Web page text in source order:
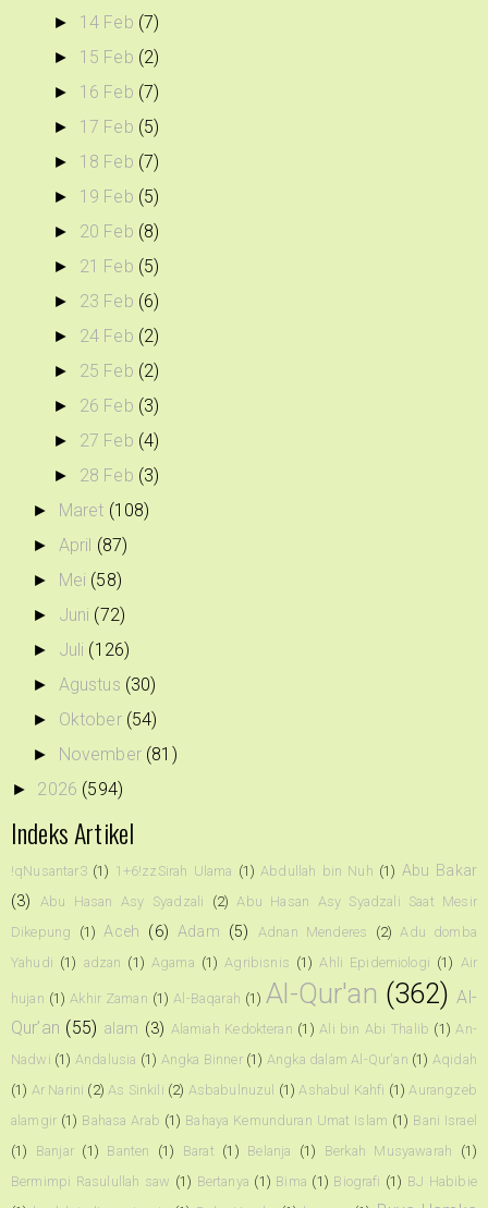
► 14 Feb (7)
► 15 Feb (2)
► 16 Feb (7)
► 17 Feb (5)
► 18 Feb (7)
► 19 Feb (5)
► 20 Feb (8)
► 21 Feb (5)
► 23 Feb (6)
► 24 Feb (2)
► 25 Feb (2)
► 26 Feb (3)
► 27 Feb (4)
► 28 Feb (3)
► Maret (108)
► April (87)
► Mei (58)
► Juni (72)
► Juli (126)
► Agustus (30)
► Oktober (54)
► November (81)
► 2026 (594)
Indeks Artikel
!qNusantar3 (1) 1+6!zzSirah Ulama (1) Abdullah bin Nuh (1) Abu Bakar
(3)
Abu Hasan Asy Syadzali (2) Abu Hasan Asy Syadzali Saat Mesir
Dikepung
(1) Aceh (6) Adam (5) Adnan Menderes (2) Adu domba
Yahudi (1) adzan (1) Agama (1) Agribisnis (1) Ahli Epidemiologi (1) Air
hujan (1) Akhir Zaman (1) Al-Baqarah (1) Al-Qur'an (362) Al-
Qur’an (55) alam (3) Alamiah Kedokteran (1) Ali bin Abi Thalib (1) An-
Nadwi (1) Andalusia (1) Angka Binner (1) Angka dalam Al-Qur'an (1) Aqidah
(1) Ar Narini (2) As Sinkili (2) Asbabulnuzul (1) Ashabul Kahfi (1) Aurangzeb
alamgir (1) Bahasa Arab (1) Bahaya Kemunduran Umat Islam (1) Bani Israel
(1)
Banjar (1) Banten (1) Barat (1) Belanja (1) Berkah Musyawarah
(1)
Bermimpi Rasulullah saw (1) Bertanya (1) Bima (1) Biografi (1) BJ Habibie